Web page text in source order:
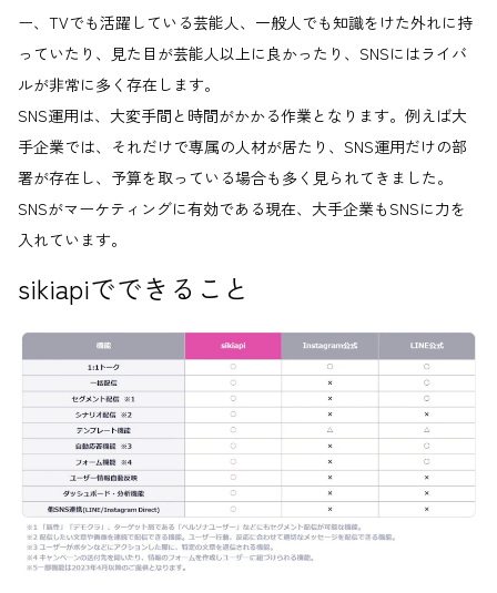
ー、TVでも活躍している芸能人、一般人でも知識をけた外れに持
っていたり、見た目が芸能人以上に良かったり、SNSにはライバ
ルが非常に多く存在します。
SNS運用は、大変手間と時間がかかる作業となります。例えば大
手企業では、それだけで専属の人材が居たり、SNS運用だけの部
署が存在し、予算を取っている場合も多く見られてきました。
SNSがマーケティングに有効である現在、大手企業もSNSに力を
入れています。
sikiapiでできること